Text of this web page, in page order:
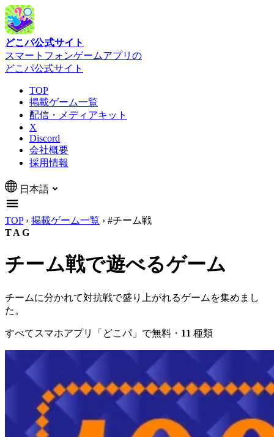
どこパ公式サイト
スマートフォンゲームアプリの
どこパ公式サイト
TOP
掲載ゲーム一覧
配信・メディアキット
X
Discord
会社概要
採用情報
日本語
TOP › 掲載ゲーム一覧 › #チーム戦
TAG
チーム戦で遊べるゲーム
チームに分かれて対抗戦で盛り上がれるゲームを集めまし
た。
すべてスマホアプリ「どこパ」で無料・ 11 種類